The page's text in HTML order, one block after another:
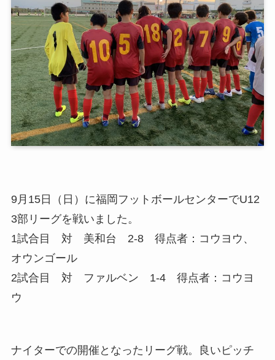
9月15日（日）に福岡フットボールセンターでU12
3部リーグを戦いました。
1試合目 対 美和台 2‐8 得点者：コウヨウ、
オウンゴール
2試合目 対 ファルベン 1‐4 得点者：コウヨ
ウ
ナイターでの開催となったリーグ戦。良いピッチ